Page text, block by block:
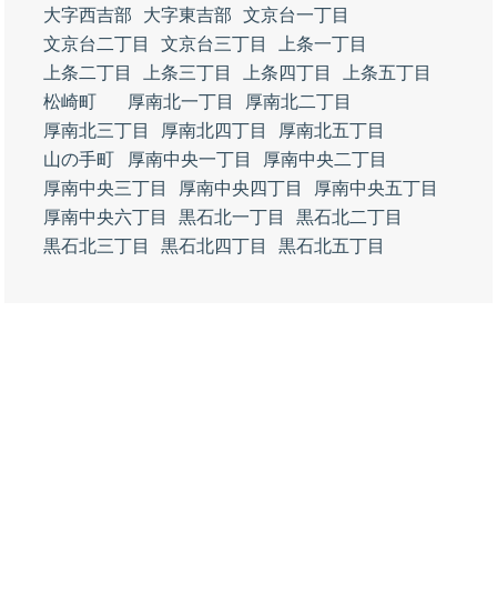
大字西吉部
大字東吉部
文京台一丁目
文京台二丁目
文京台三丁目
上条一丁目
上条二丁目
上条三丁目 上条四丁目
上条五丁目
松崎町
厚南北一丁目
厚南北二丁目
厚南北三丁目
厚南北四丁目
厚南北五丁目
山の手町
厚南中央一丁目
厚南中央二丁目
厚南中央三丁目
厚南中央四丁目
厚南中央五丁目
厚南中央六丁目
黒石北一丁目
黒石北二丁目
黒石北三丁目
黒石北四丁目 黒石北五丁目